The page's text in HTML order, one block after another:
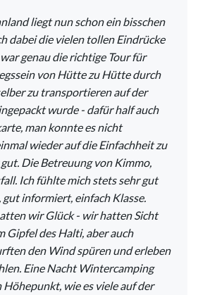
liegt nun schon ein bisschen
dabei die vielen tollen Eindrücke
genau die richtige Tour für
von Hütte zu Hütte durch
zu transportieren auf der
wurde - dafür half auch
man konnte es nicht
wieder auf die Einfachheit zu
Die Betreuung von Kimmo,
Ich fühlte mich stets sehr gut
informiert, einfach Klasse.
wir Glück - wir hatten Sicht
Gipfel des Halti, aber auch
den Wind spüren und erleben
Eine Nacht Wintercamping
Höhepunkt, wie es viele auf der